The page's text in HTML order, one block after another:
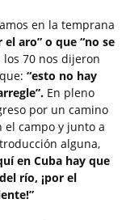
en la temprana
aro” o que “no se
los 70 nos dijeron
“esto no hay
En pleno
por un camino
el campo y junto a
alguna,
en Cuba hay que
río, ¡por el